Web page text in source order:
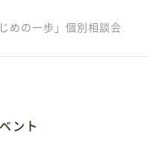
めの一歩」個別相談会
ント